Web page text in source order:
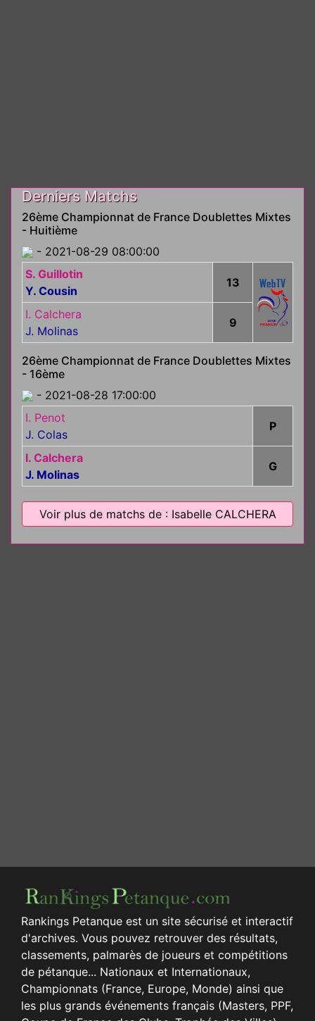
Derniers Matchs
26ème Championnat de France Doublettes Mixtes
- Huitième
- 2021-08-29 08:00:00
S. Guillotin
Y. Cousin
13
I. Calchera
J. Molinas
9
26ème Championnat de France Doublettes Mixtes
- 16ème
- 2021-08-28 17:00:00
I. Penot
J. Colas
P
I. Calchera
J. Molinas
G
Voir plus de matchs de : Isabelle CALCHERA
Rankings Petanque est un site sécurisé et interactif
d'archives. Vous pouvez retrouver des résultats,
classements, palmarès de joueurs et compétitions
de pétanque... Nationaux et Internationaux,
Championnats (France, Europe, Monde) ainsi que
les plus grands événements français (Masters, PPF,